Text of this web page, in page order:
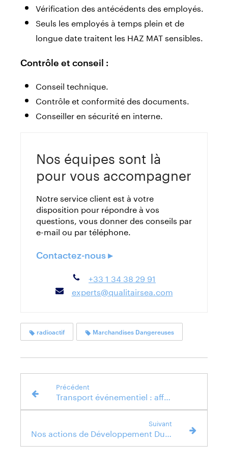
Vérification des antécédents des employés.
Seuls les employés à temps plein et de
longue date traitent les HAZ MAT sensibles.
Contrôle et conseil :
Conseil technique.
Contrôle et conformité des documents.
Conseiller en sécurité en interne.
Nos équipes sont là
pour vous accompagner
Notre service client est à votre
disposition pour répondre à vos
questions, vous donner des conseils par
e-mail ou par téléphone.
Contactez-nous ▸
+33 1 34 38 29 91
experts@qualitairsea.com
radioactif Marchandises Dangereuses
Précédent
Transport événementiel : affrètement d'un vol charter
Suivant
Nos actions de Développement Durable